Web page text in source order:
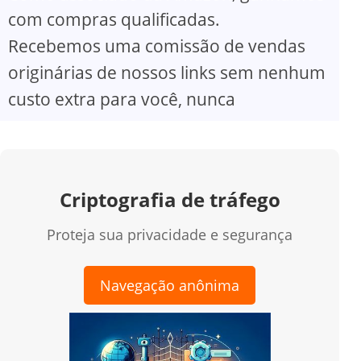
com compras qualificadas.
Recebemos uma comissão de vendas
originárias de nossos links sem nenhum
custo extra para você, nunca
Criptografia de tráfego
Proteja sua privacidade e segurança
Navegação anônima